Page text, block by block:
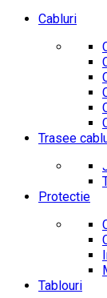
Cabluri
Trasee
Protectie
Tablouri